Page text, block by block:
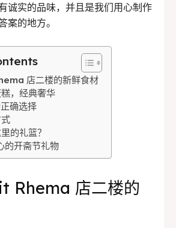
Deutsch
한국어 العربية
诚实的品味，并且是我们用心制作
案的地方。
店二楼的新鲜食材
，经典奢华
确选择
的礼篮？
的开斋节礼物
Rhema 店二楼的